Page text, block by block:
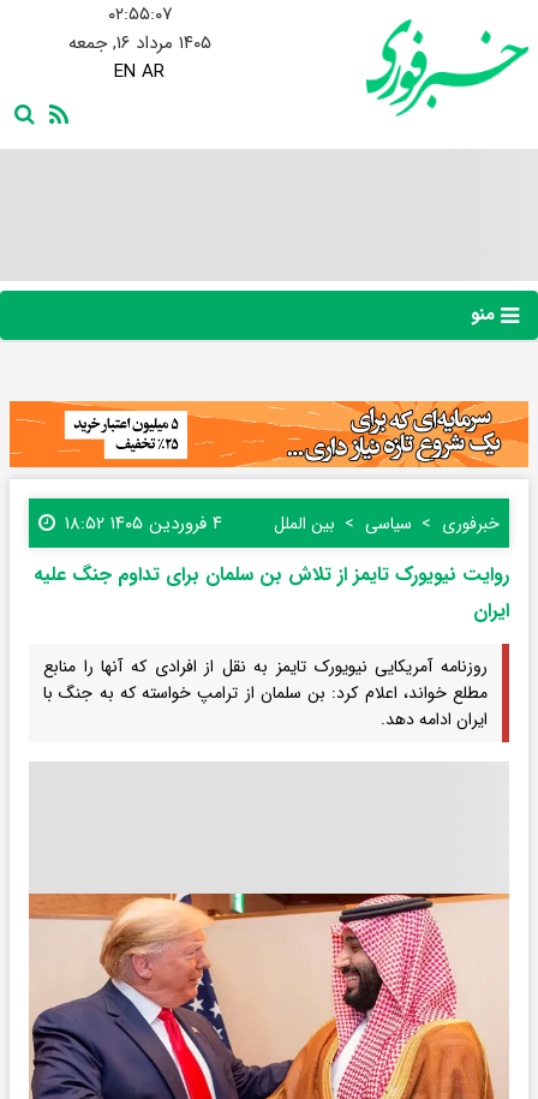
۰۲:۵۵:۰۸
۱۴۰۵ مرداد ۱۶, جمعه
EN AR
منو
خبرفوری سیاسی بین الملل ۴ فروردین ۱۴۰۵ ۱۸:۵۲
روایت نیویورک تایمز از تلاش بن سلمان برای تداوم جنگ علیه
ایران
روزنامه آمریکایی نیویورک تایمز به نقل از افرادی که آنها را منابع
مطلع خواند، اعلام کرد: بن سلمان از ترامپ خواسته که به جنگ با
ایران ادامه دهد.